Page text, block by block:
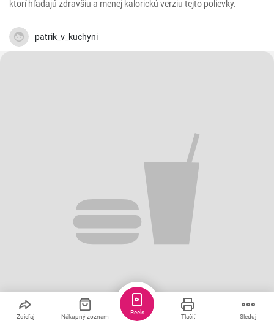
ktorí hľadajú zdravšiu a menej kalorickú verziu tejto polievky.
patrik_v_kuchyni
Zdieľaj Nákupný zoznam Tlačiť Sleduj
Reels